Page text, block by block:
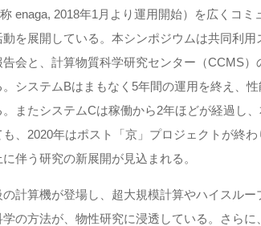
enaga, 2018年1月より運用開始）を広くコ
を展開している。本シンポジウムは共同利
会と、計算物質科学研究センター（CCMS
システムBはまもなく5年間の運用を終え、
またシステムCは稼働から2年ほどが経過し
、2020年はポスト「京」プロジェクトが終
伴う研究の新展開が見込まれる。
計算機が登場し、超大規模計算やハイスル
の方法が、物性研究に浸透している。さら